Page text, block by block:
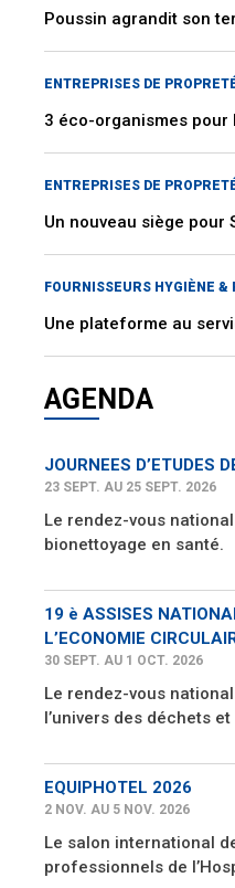
Poussin agrandit son
ENTREPRISES DE
3 éco-organismes pour
ENTREPRISES DE
Un nouveau siège pour
FOURNISSEURS HYGIÈNE &
Une plateforme au
AGENDA
JOURNEES D’ETUDES
23 SEPT. AU 25 SEPT. 2026
Le rendez-vous
bionettoyage en santé.
19 è ASSISES
L’ECONOMIE
30 SEPT. AU 1 OCT. 2026
Le rendez-vous
l’univers des déchets
EQUIPHOTEL 2026
2 NOV. AU 5 NOV. 2026
Le salon international
professionnels de